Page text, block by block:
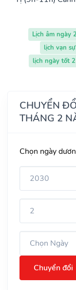
Lịch âm ngày
lịch vạn
lịch ngày tốt
CHUYỂN
THÁNG 2
Chọn ngày
Chuyển đổi